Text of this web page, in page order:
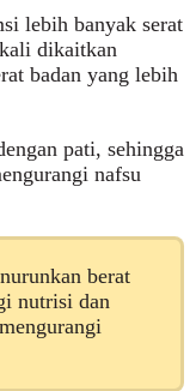
lebih banyak serat
dikaitkan
badan yang lebih
pati, sehingga
nafsu
berat
nutrisi dan